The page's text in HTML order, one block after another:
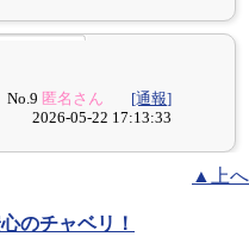
No.9 匿名さん
[通報]
2026-05-22 17:13:33
▲上へ
のチャベリ！